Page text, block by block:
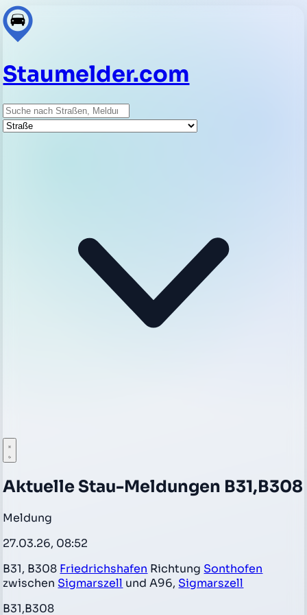
Staumelder.com
Suche
Straße
Aktuelle Stau-Meldungen B31,B308
Meldung
27.03.26, 08:52
B31, B308 Friedrichshafen Richtung Sonthofen
zwischen Sigmarszell und A96, Sigmarszell
B31,B308